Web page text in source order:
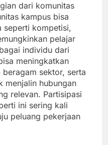
dari komunitas
kampus bisa
seperti kompetisi,
pelajar
individu dari
meningkatkan
sektor, serta
menjalin hubungan
relevan. Partisipasi
ini sering kali
peluang pekerjaan